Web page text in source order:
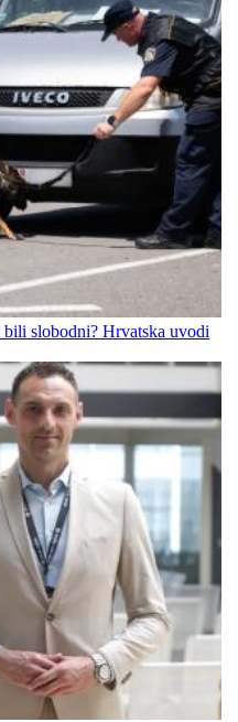
slobodni? Hrvatska uvodi